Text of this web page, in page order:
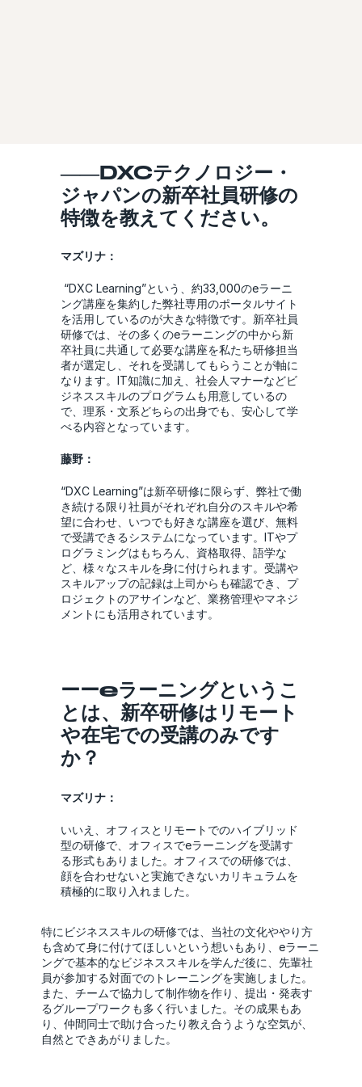
――DXCテクノロジー・
ジャパンの新卒社員研修の
特徴を教えてください。
マズリナ：
“DXC Learning”という、約33,000のeラーニ
ング講座を集約した弊社専用のポータルサイト
を活用しているのが大きな特徴です。新卒社員
研修では、その多くのeラーニングの中から新
卒社員に共通して必要な講座を私たち研修担当
者が選定し、それを受講してもらうことが軸に
なります。IT知識に加え、社会人マナーなどビ
ジネススキルのプログラムも用意しているの
で、理系・文系どちらの出身でも、安心して学
べる内容となっています。
藤野：
“DXC Learning”は新卒研修に限らず、弊社で働
き続ける限り社員がそれぞれ自分のスキルや希
望に合わせ、いつでも好きな講座を選び、無料
で受講できるシステムになっています。ITやプ
ログラミングはもちろん、資格取得、語学な
ど、様々なスキルを身に付けられます。受講や
スキルアップの記録は上司からも確認でき、プ
ロジェクトのアサインなど、業務管理やマネジ
メントにも活用されています。
ーーeラーニングというこ
とは、新卒研修はリモート
や在宅での受講のみです
か？
マズリナ：
いいえ、オフィスとリモートでのハイブリッド
型の研修で、オフィスでeラーニングを受講す
る形式もありました。オフィスでの研修では、
顔を合わせないと実施できないカリキュラムを
積極的に取り入れました。
特にビジネススキルの研修では、当社の文化ややり方
も含めて身に付けてほしいという想いもあり、eラーニ
ングで基本的なビジネススキルを学んだ後に、先輩社
員が参加する対面でのトレーニングを実施しました。
また、チームで協力して制作物を作り、提出・発表す
るグループワークも多く行いました。その成果もあ
り、仲間同士で助け合ったり教え合うような空気が、
自然とできあがりました。